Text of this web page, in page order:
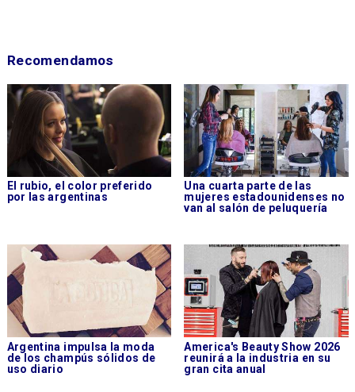
Recomendamos
El rubio, el color preferido
por las argentinas
Una cuarta parte de las
mujeres estadounidenses no
van al salón de peluquería
Argentina impulsa la moda
de los champús sólidos de
uso diario
America's Beauty Show 2026
reunirá a la industria en su
gran cita anual